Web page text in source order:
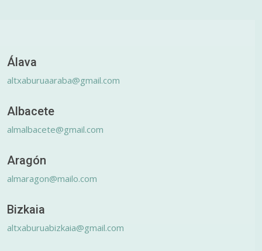
Álava
altxaburuaaraba@gmail.com
Albacete
almalbacete@gmail.com
Aragón
almaragon@mailo.com
Bizkaia
altxaburuabizkaia@gmail.com